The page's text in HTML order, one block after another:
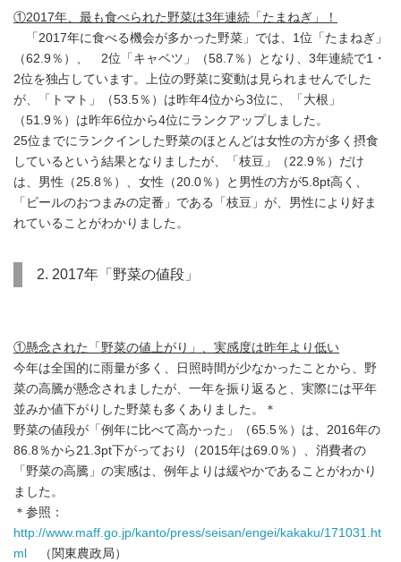
①2017年、最も食べられた野菜は3年連続「たまねぎ」！
「2017年に食べる機会が多かった野菜」では、1位「たまねぎ」
（62.9％）、 2位「キャベツ」（58.7％）となり、3年連続で1・
2位を独占しています。上位の野菜に変動は見られませんでした
が、「トマト」（53.5％）は昨年4位から3位に、「大根」
（51.9％）は昨年6位から4位にランクアップしました。
25位までにランクインした野菜のほとんどは女性の方が多く摂食
しているという結果となりましたが、「枝豆」（22.9％）だけ
は、男性（25.8％）、女性（20.0％）と男性の方が5.8pt高く、
「ビールのおつまみの定番」である「枝豆」が、男性により好ま
れていることがわかりました。
2. 2017年「野菜の値段」
①懸念された「野菜の値上がり」、実感度は昨年より低い
今年は全国的に雨量が多く、日照時間が少なかったことから、野
菜の高騰が懸念されましたが、一年を振り返ると、実際には平年
並みか値下がりした野菜も多くありました。＊
野菜の値段が「例年に比べて高かった」（65.5％）は、2016年の
86.8％から21.3pt下がっており（2015年は69.0％）、消費者の
「野菜の高騰」の実感は、例年よりは緩やかであることがわかり
ました。
＊参照：
http://www.maff.go.jp/kanto/press/seisan/engei/kakaku/171031.ht
ml
（関東農政局）